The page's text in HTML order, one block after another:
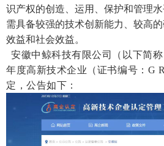
识产权的创造、运用、保护和管理
需具备较强的技术创新能力、较高
效益和社会效益。
安徽中鲸科技有限公司（以下简
年度高新技术企业（证书编号：G
定，公告如下：